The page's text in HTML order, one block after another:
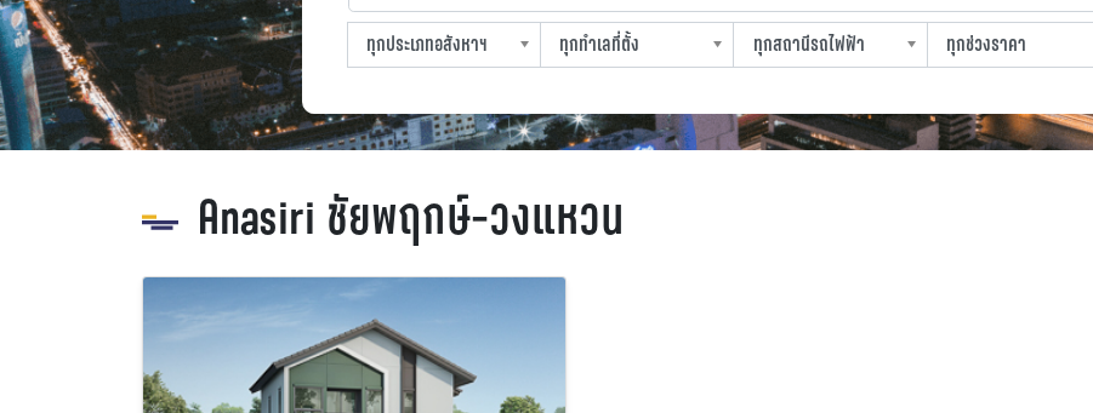
ทุกประเภทอสังหาฯ
ทุกประเภทอสังหาฯ
ทุกทำเลที่ตั้ง
ทุกทำเลที่ตั้ง
ทุกสถานีรถไฟฟ้า
ทุกสถานีรถไฟฟ้า
ทุกช่วงราคา
ทุกช่วงราคา
Anasiri ชัยพฤกษ์-วงแหวน